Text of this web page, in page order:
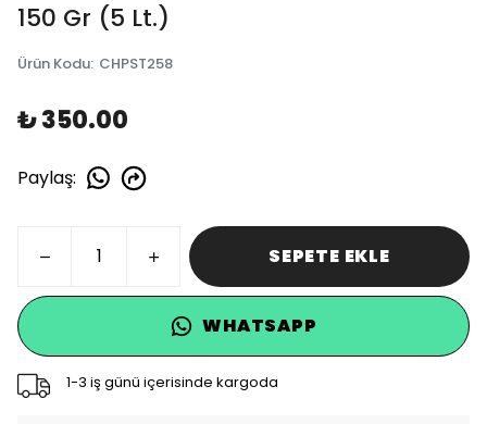
150 Gr (5 Lt.)
Ürün Kodu: CHPST258
₺ 350.00
Paylaş:
SEPETE EKLE
WHATSAPP
1-3 iş günü içerisinde kargoda